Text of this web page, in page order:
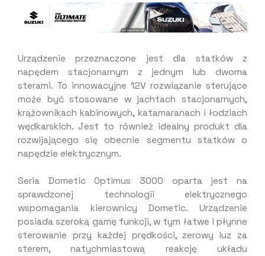
Urządzenie przeznaczone jest dla statków z
napędem stacjonarnym z jednym lub dwoma
sterami. To innowacyjne 12V rozwiązanie sterujące
może być stosowane w jachtach stacjonarnych,
krążownikach kabinowych, katamaranach i łodziach
wędkarskich. Jest to również idealny produkt dla
rozwijającego się obecnie segmentu statków o
napędzie elektrycznym.
Seria Dometic Optimus 3000 oparta jest na
sprawdzonej technologii elektrycznego
wspomagania kierownicy Dometic. Urządzenie
posiada szeroką gamę funkcji, w tym łatwe i płynne
sterowanie przy każdej prędkości, zerowy luz za
sterem, natychmiastową reakcję układu